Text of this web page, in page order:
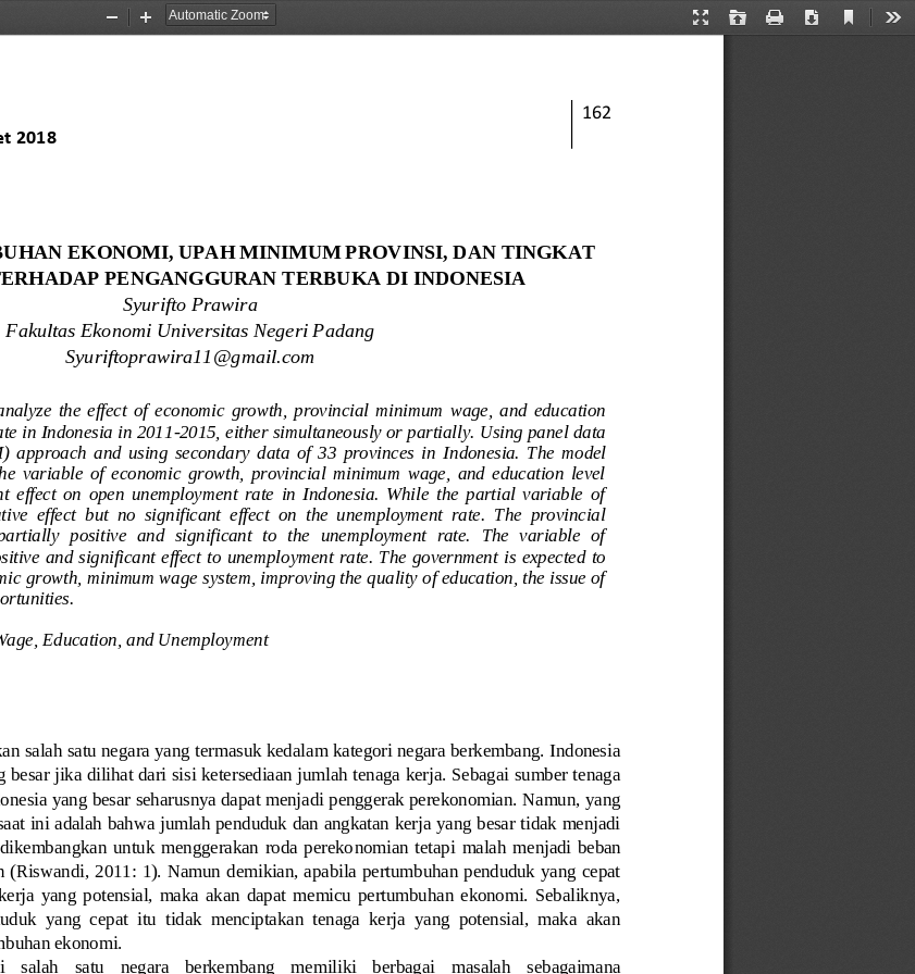
Presentation
Open Print Download
Current
Zoom
Zoom
2018
162
EKONOMI, UPAH MINIMUM PROVINSI, DAN TINGKAT
PENGANGGURAN TERBUKA DI INDONESIA
Syurifto Prawira
Fakultas Ekonomi Universitas Negeri Padang
Syuriftoprawira11@gmail.com
the  effect  of  economic  growth,  provincial  minimum  wage,  and  education
in Indonesia in 2011-2015, either simultaneously or partially. Using panel data
approach  and  using  secondary  data  of  33  provinces  in  Indonesia.  The  model
variable  of  economic  growth,  provincial  minimum  wage,  and  education  level
effect  on  open  unemployment  rate  in  Indonesia.  While  the  partial  variable  of
effect  but  no  significant  effect  on  the  unemployment  rate.  The  provincial
positive  and  significant  to  the  unemployment  rate.  The  variable  of
and significant effect to unemployment rate. The  government is expected to
growth, minimum wage system, improving the quality of education, the issue of
Education, and Unemployment
salah satu negara yang termasuk kedalam kategori negara berkembang. Indonesia
jika dilihat dari sisi ketersediaan jumlah tenaga kerja. Sebagai sumber tenaga
onesia yang besar seharusnya dapat menjadi penggerak perekonomian. Namun, yang
ini adalah bahwa jumlah penduduk dan angkatan kerja yang besar tidak menjadi
untuk  menggerakan  roda  perekonomian  tetapi  malah  menjadi  beban
(Riswandi, 2011: 1). Namun demikian, apabila pertumbuhan penduduk yang cepat
yang  potensial,  maka  akan  dapat  memicu  pertumbuhan  ekonomi.  Sebaliknya,
yang  cepat  itu  tidak  menciptakan  tenaga  kerja  yang  potensial,  maka  akan
ekonomi.
salah    satu    negara    berkembang    memiliki    berbagai    masalah    sebagaimana